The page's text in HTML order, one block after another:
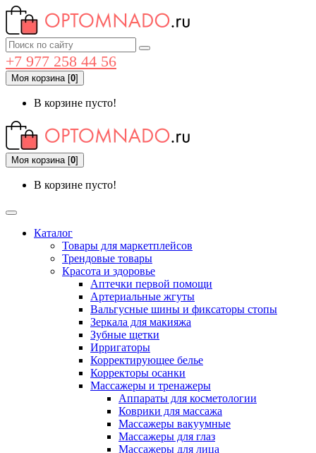
+7 977 258 44 56
Моя корзина[0]
В корзине пусто!
Моя корзина[0]
В корзине пусто!
Каталог
Товары для маркетплейсов
Трендовые товары
Красота и здоровье
Аптечки первой помощи
Артериальные жгуты
Вальгусные шины и фиксаторы стопы
Зеркала для макияжа
Зубные щетки
Ирригаторы
Корректирующее белье
Корректоры осанки
Массажеры и тренажеры
Аппараты для косметологии
Коврики для массажа
Массажеры вакуумные
Массажеры для глаз
Массажеры для лица